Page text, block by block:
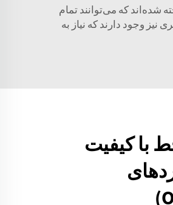
شده‌اند که می‌توانند تمام
وجود دارند که نیاز به
با کیفیت